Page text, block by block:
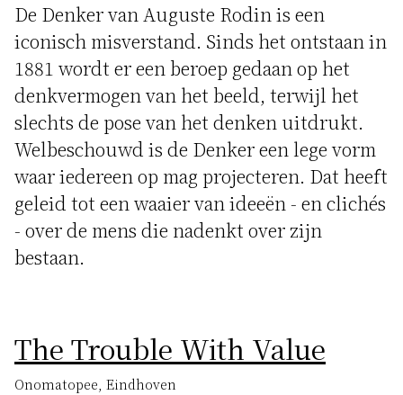
De Denker van Auguste Rodin is een
iconisch misverstand. Sinds het ontstaan in
1881 wordt er een beroep gedaan op het
denkvermogen van het beeld, terwijl het
slechts de pose van het denken uitdrukt.
Welbeschouwd is de Denker een lege vorm
waar iedereen op mag projecteren. Dat heeft
geleid tot een waaier van ideeën - en clichés
- over de mens die nadenkt over zijn
bestaan.
The Trouble With Value
Onomatopee, Eindhoven